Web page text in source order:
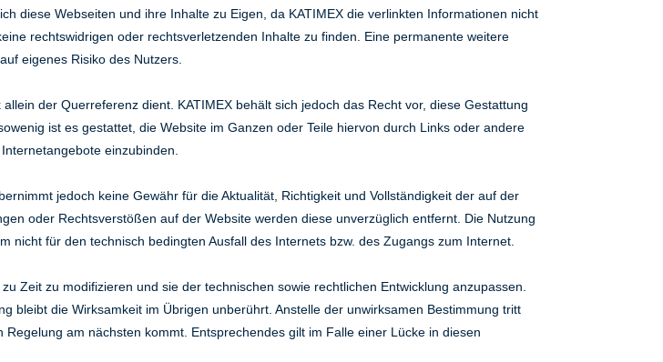
diese Webseiten und ihre Inhalte zu Eigen, da KATIMEX die verlinkten Informationen nicht
rechtswidrigen oder rechtsverletzenden Inhalte zu finden. Eine permanente weitere
eigenes Risiko des Nutzers.
der Querreferenz dient. KATIMEX behält sich jedoch das Recht vor, diese Gestattung
ist es gestattet, die Website im Ganzen oder Teile hiervon durch Links oder andere
einzubinden.
jedoch keine Gewähr für die Aktualität, Richtigkeit und Vollständigkeit der auf der
oder Rechtsverstößen auf der Website werden diese unverzüglich entfernt. Die Nutzung
für den technisch bedingten Ausfall des Internets bzw. des Zugangs zum Internet.
Zeit zu modifizieren und sie der technischen sowie rechtlichen Entwicklung anzupassen.
bleibt die Wirksamkeit im Übrigen unberührt. Anstelle der unwirksamen Bestimmung tritt
am nächsten kommt. Entsprechendes gilt im Falle einer Lücke in diesen